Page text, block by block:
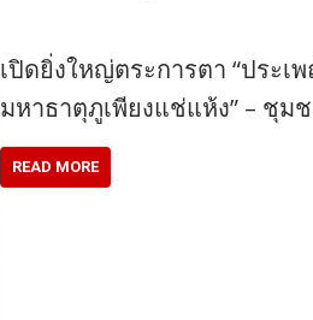
เปิดยิ่งใหญ่ตระการตา “ประเ
มหาธาตุภูเพียงแช่แห้ง” – ชุม
READ MORE